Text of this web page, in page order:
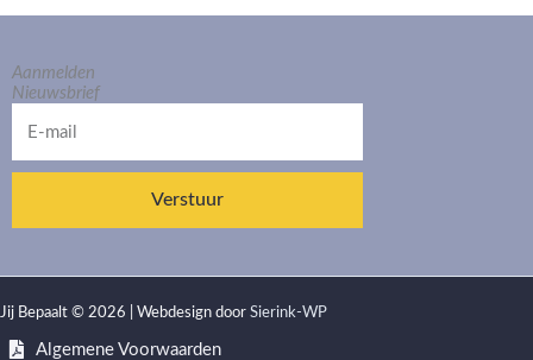
Aanmelden
Nieuwsbrief
mail
Verstuur
Jij Bepaalt © 2026 | Webdesign door Sierink-WP
Algemene Voorwaarden